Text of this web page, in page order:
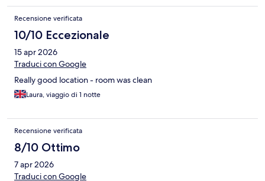
Recensione verificata
10/10 Eccezionale
15 apr 2026
Traduci con Google
Really good location - room was clean
Laura, viaggio di 1 notte
Recensione verificata
8/10 Ottimo
7 apr 2026
Traduci con Google